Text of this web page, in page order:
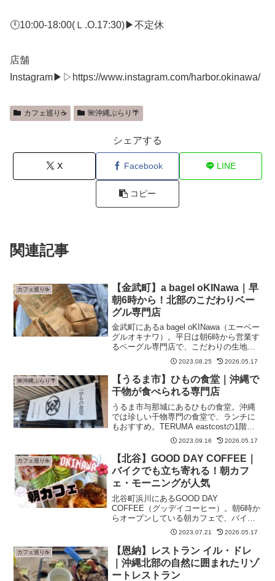
🕛10:00-18:00(Ｌ.O.17:30)▶不定休
店舗
Instagram▶▷https://www.instagram.com/harbor.okinawa/
カフェ巡り☕ 🌺沖縄ぶらり🌴
シェアする
X Facebook LINE
コピー
関連記事
カフェ巡り☕
【金武町】a bagel oKINawa｜早
朝6時から！北部のこだわりベー
グル専門店
金武町にあるa bagel oKINawa（エーベー
グルオキナワ）。平日は朝6時から営業す
るベーグル専門店で、こだわりの生地を
使ったベーグルが揃います。金武町のス
ポットに寄ったついでにぜひ。
2023.08.25 2026.05.17
🌺沖縄ぶらり🌴
【うるま市】ひもの食堂｜沖縄で
干物が食べられる専門店
うるま市与那城にあるひもの食堂。沖縄
では珍しい干物専門の食堂で、ランチに
もおすすめ。TERUMA eastcostの1階に
位置する海沿いの人気スポットです。
2023.09.16 2026.05.17
カフェ巡り☕
【北谷】GOOD DAY COFFEE｜
バイクでも立ち寄れる！朝カフ
ェ・モーニングが人気
北谷町浜川にあるGOOD DAY
COFFEE（グッデイコーヒー）。朝6時か
らオープンしている朝カフェで、バイク
でも立ち寄りやすいロケーション。モー
ニングや朝食におすすめの人気カフェ。
2023.07.21 2026.05.17
カフェ巡り☕
【恩納】レストラン イル・ドレ
｜沖縄北部の自然に囲まれたリゾ
ートレストラン